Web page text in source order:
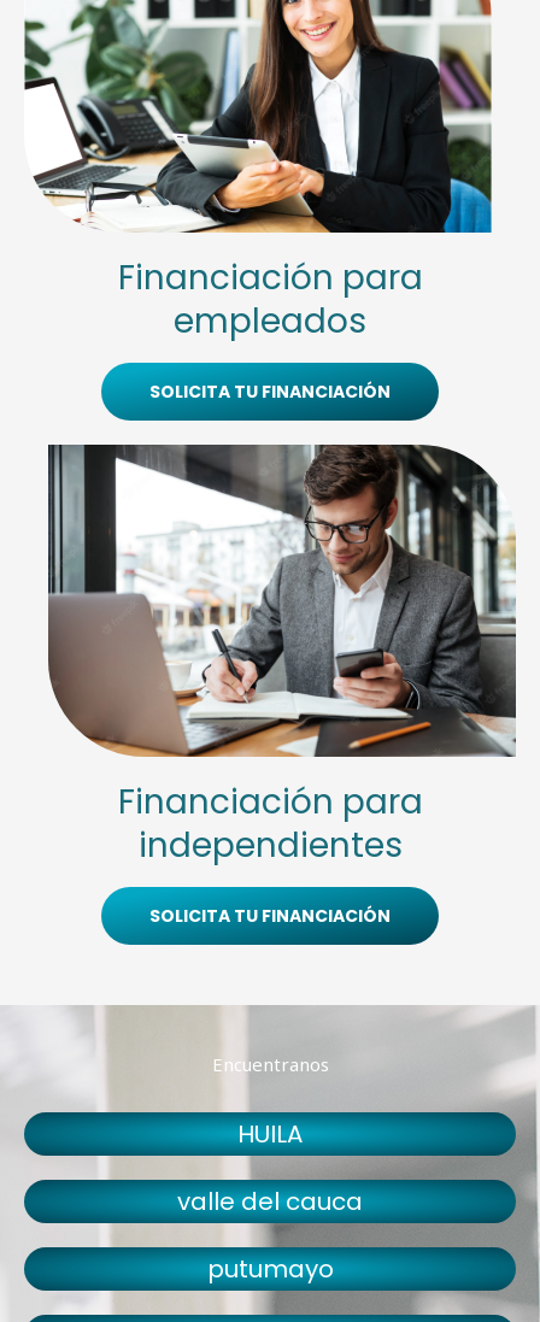
Financiación para
empleados
SOLICITA TU FINANCIACIÓN
Financiación para
independientes
SOLICITA TU FINANCIACIÓN
Encuentranos
HUILA
valle del cauca
putumayo